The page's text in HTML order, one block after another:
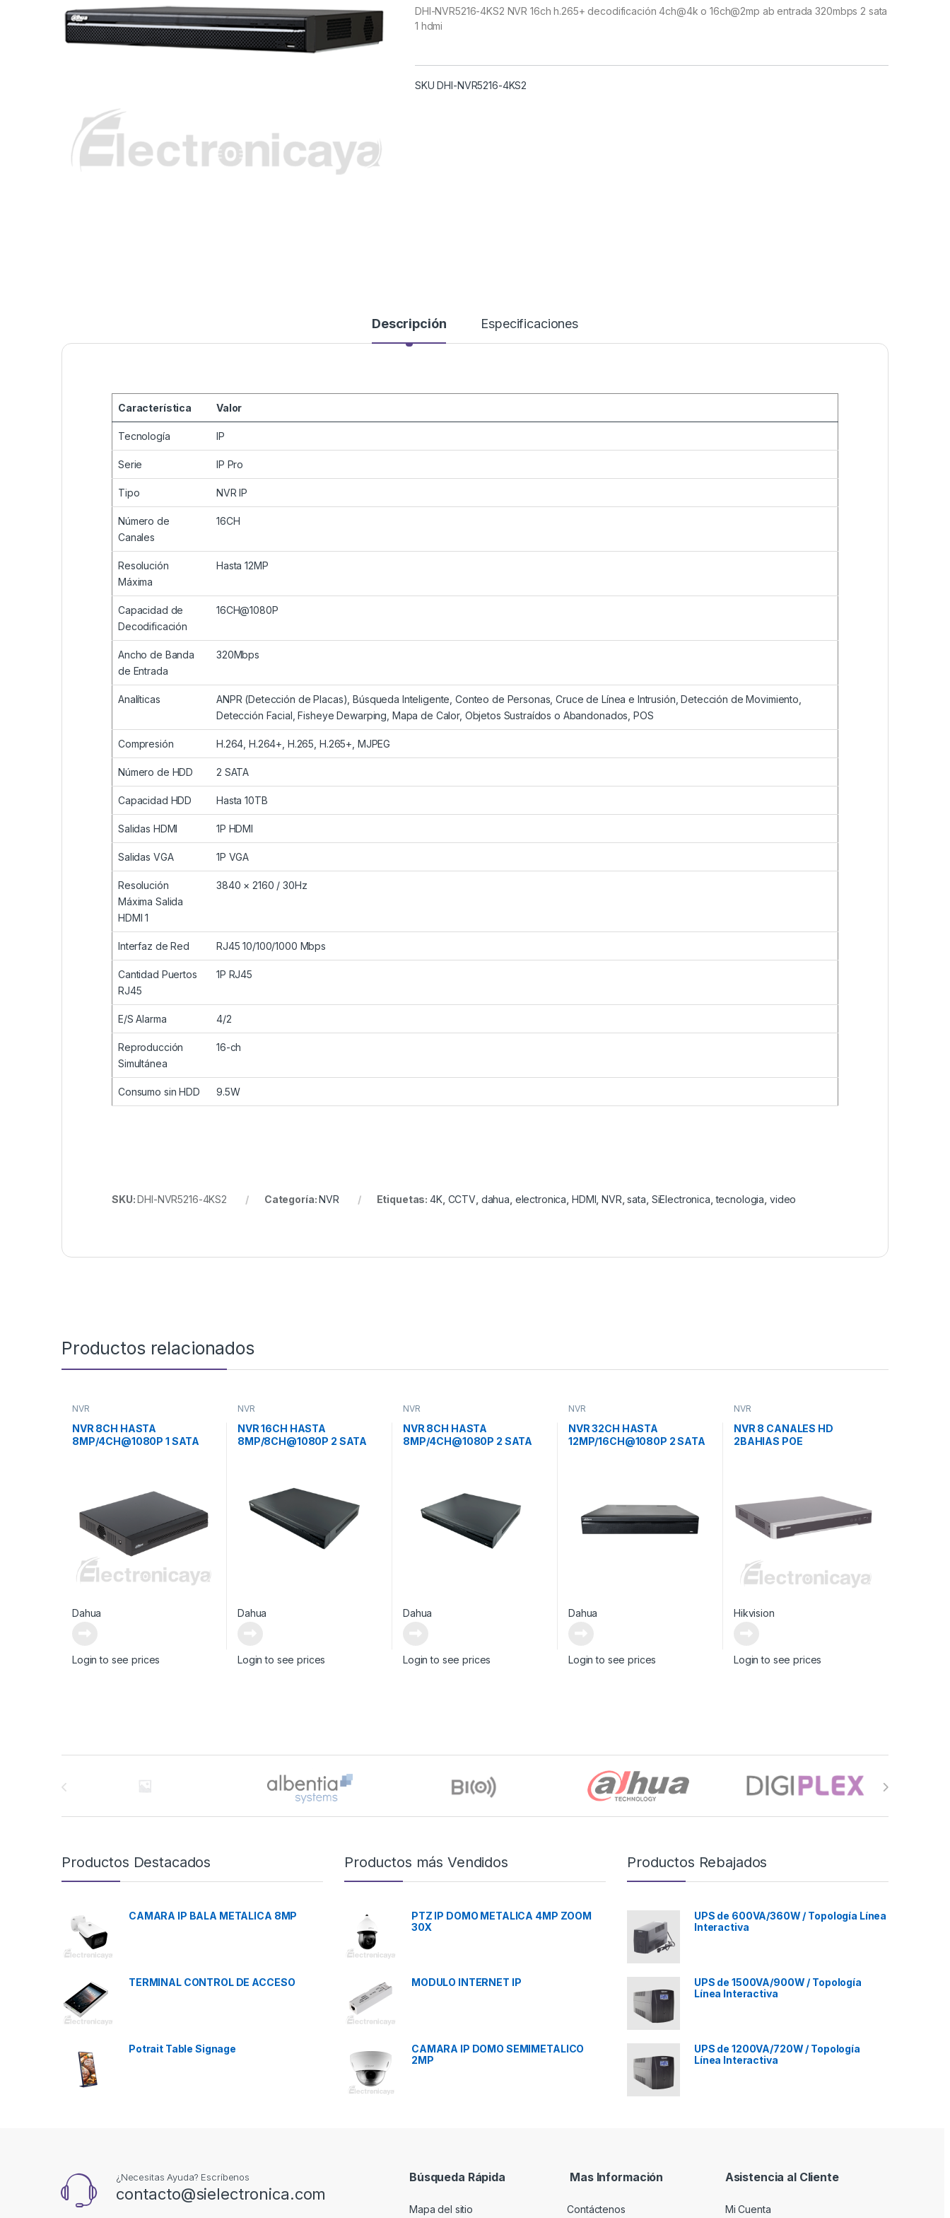
DHI-NVR5216-4KS2 NVR 16ch h.265+ decodificación 4ch@4k o 16ch@2mp ab entrada 320mbps 2 sata
1 hdmi
SKU DHI-NVR5216-4KS2
Descripción Especificaciones
Característica Valor
Tecnología IP
Serie IP Pro
Tipo NVR IP
Número de
Canales
16CH
Resolución
Máxima
Hasta 12MP
Capacidad de
Decodificación
16CH@1080P
Ancho de Banda
de Entrada
320Mbps
Analíticas
ANPR (Detección de Placas), Búsqueda Inteligente, Conteo de Personas, Cruce de Línea e Intrusión, Detección de Movimiento,
Detección Facial, Fisheye Dewarping, Mapa de Calor, Objetos Sustraídos o Abandonados, POS
Compresión H.264, H.264+, H.265, H.265+, MJPEG
Número de HDD 2 SATA
Capacidad HDD Hasta 10TB
Salidas HDMI 1P HDMI
Salidas VGA 1P VGA
Resolución
Máxima Salida
HDMI 1
3840 × 2160 / 30Hz
Interfaz de Red RJ45 10/100/1000 Mbps
Cantidad Puertos
RJ45
1P RJ45
E/S Alarma 4/2
Reproducción
Simultánea
16-ch
Consumo sin HDD 9.5W
SKU:DHI-NVR5216-4KS2 Categoría:NVR Etiquetas:4K, CCTV, dahua electronica HDMI ,NVR ,sata SiElectronica ,tecnologia video
Productos relacionados
NVR
NVR 8CH HASTA
8MP/4CH@1080P 1 SATA
Dahua
Login to see prices
NVR
NVR 16CH HASTA
8MP/8CH@1080P 2 SATA
Dahua
Login to see prices
NVR
NVR 8CH HASTA
8MP/4CH@1080P 2 SATA
Dahua
Login to see prices
NVR
NVR 32CH HASTA
12MP/16CH@1080P 2 SATA
Dahua
Login to see prices
NVR
NVR 8 CANALES HD
2BAHIAS POE
Hikvision
Login to see prices
Productos Destacados
CAMARA IP BALA METALICA 8MP
TERMINAL CONTROL DE ACCESO
Potrait Table Signage
Productos más Vendidos
PTZ IP DOMO METALICA 4MP ZOOM
30X
MODULO INTERNET IP
CAMARA IP DOMO SEMIMETALICO
2MP
Productos Rebajados
UPS de 600VA/360W / Topología Línea
Interactiva
UPS de 1500VA/900W / Topología
Línea Interactiva
UPS de 1200VA/720W / Topología
Línea Interactiva
¿Necesitas Ayuda? Escríbenos
contacto@sielectronica.com
Búsqueda Rápida
Mapa del sitio
Mas Información
Contáctenos
Asistencia al Cliente
Mi Cuenta